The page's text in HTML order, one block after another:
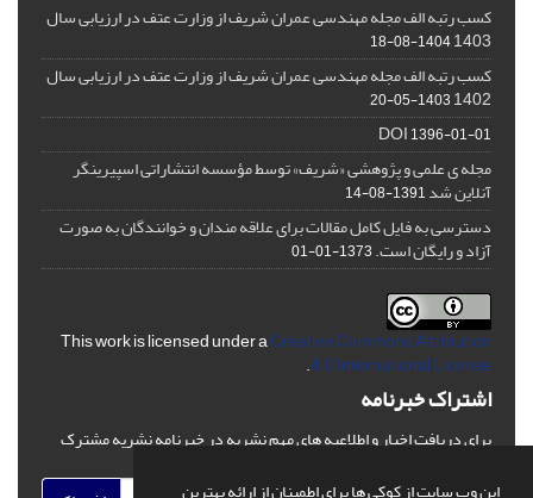
این وب سایت از کوکی ها برای اطمینان از ارائه بهترین
کسب رتبه الف مجله مهندسی عمران شریف از وزارت عتف در ارزیابی سال
1403
1404-08-18
کسب رتبه الف مجله مهندسی عمران شریف از وزارت عتف در ارزیابی سال
1402
1403-05-20
DOI1396-01-01
مجله ی علمی و پژوهشی «شریف» توسط مؤسسه انتشاراتی اسپیرینگر
آنلاین شد1391-08-14
دسترسی به فایل کامل مقالات برای علاقه مندان و خوانندگان به صورت
آزاد و رایگان است.1373-01-01
This work is licensed under aCreative Commons Attribution
4.0 International License
.
اشتراک خبرنامه
برای دریافت اخبار و اطلاعیه های مهم نشریه در خبرنامه نشریه مشترک